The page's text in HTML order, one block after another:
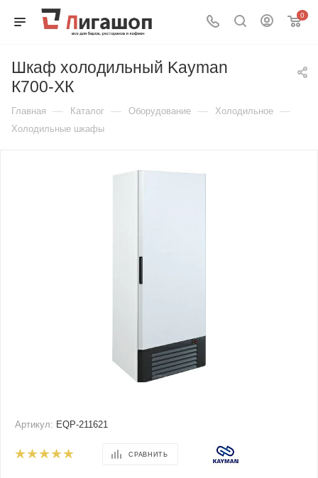
0
Шкаф холодильный Kayman
К700-ХК
Главная — Каталог — Оборудование — Холодильное —
Холодильные шкафы
Артикул: EQP-211621
СРАВНИТЬ